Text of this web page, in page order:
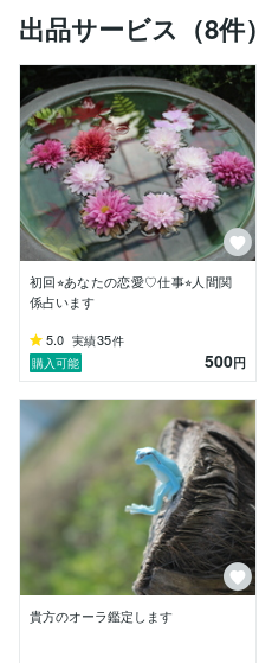
•波動を読み、今あなたに
お届けします
・タロットがメインです
です
⸻
⭐︎ 使用占術
•	タロットカード
•	オラクルカード
•	霊視
•	オーラ鑑定
⭐︎ ご相談例
•	相手の気持ち・状
•	復縁・不倫など難
•	お仕事の縁や転職
•	妊活や家族に関す
•	心のモヤモヤを整
⭐︎星月からみなさまへ
はじめての方もご安心く
不安を軽くして、「星月
出品サービス（8件）
初回⭐︎あなたの恋愛♡仕事⭐︎人間関
係占います
5.0 実績35件
購入可能
500円
貴方のオーラ鑑定します